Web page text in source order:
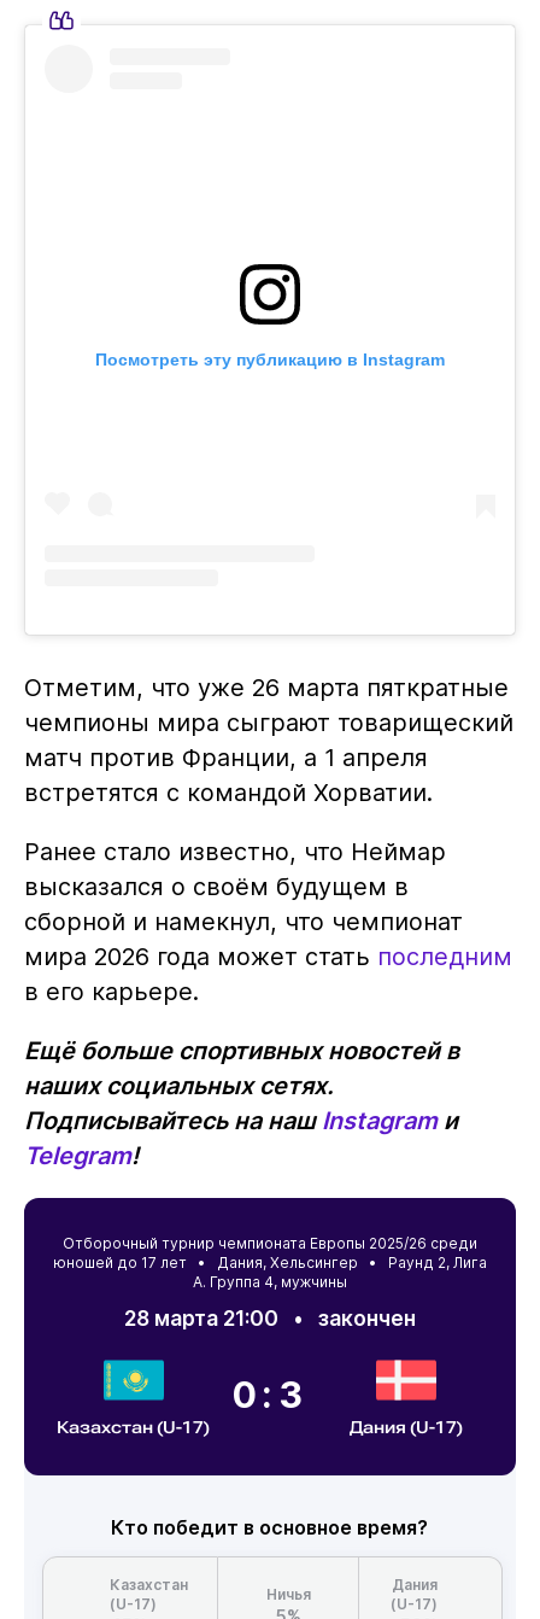
Посмотреть эту публикацию в Instagram
Отметим, что уже 26 марта пяткратные
чемпионы мира сыграют товарищеский
матч против Франции, а 1 апреля
встретятся с командой Хорватии.
Ранее стало известно, что Неймар
высказался о своём будущем в
сборной и намекнул, что чемпионат
мира 2026 года может стать последним
в его карьере.
Ещё больше спортивных новостей в
наших социальных сетях.
Подписывайтесь на нашInstagramи
Telegram!
Отборочный турнир чемпионата Европы 2025/26 среди
юношей до 17 лет •
Дания, Хельсингер • Раунд 2, Лига
А. Группа 4, мужчины
28 марта 21:00 • закончен
Казахстан (U-17)
0:3
Дания (U-17)
Кто победит в основное время?
Казахстан
(U-17)
Ничья
Дания
(U-17)